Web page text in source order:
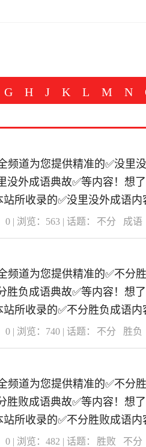
G H J K L M N
频道为您提供精准的✅没里
没外成语典故✅等内容！想
所收录的✅没里没外成语内
0 | 浏览： 563 | 话题： 不分 成语
频道为您提供精准的✅不分
胜负成语典故✅等内容！想
所收录的✅不分胜负成语内
0 | 浏览： 740 | 话题： 不分 胜负
频道为您提供精准的✅不分
胜败成语典故✅等内容！想
所收录的✅不分胜败成语内
0 | 浏览： 482 | 话题： 胜败 不分